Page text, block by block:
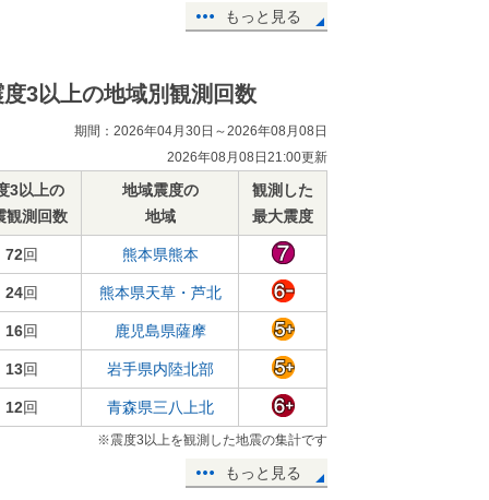
もっと見る
度3以上の地域別観測回数
期間：2026年04月30日～2026年08月08日
2026年08月08日21:00更新
3以上の
観測回数
地域震度の
地域
観測した
最大震度
72回 熊本県熊本
24回 熊本県天草・芦北
16回 鹿児島県薩摩
13回 岩手県内陸北部
12回 青森県三八上北
※震度3以上を観測した地震の集計です
もっと見る